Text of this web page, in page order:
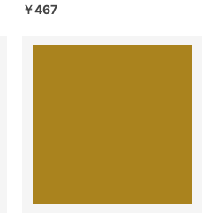
￥467